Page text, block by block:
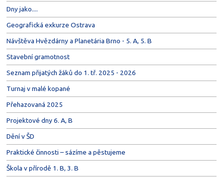
Dny jako....
Geografická exkurze Ostrava
Návštěva Hvězdárny a Planetária Brno - 5. A, 5. B
Stavební gramotnost
Seznam přijatých žáků do 1. tř. 2025 - 2026
Turnaj v malé kopané
Přehazovaná 2025
Projektové dny 6. A, B
Dění v ŠD
Praktické činnosti – sázíme a pěstujeme
Škola v přírodě 1. B, 3. B